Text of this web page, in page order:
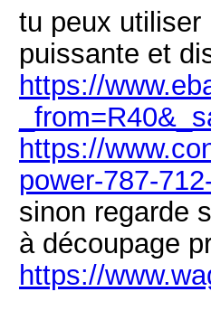
tu peux utiliser
puissante et
https://
https://
power-787-
sinon regarde
à découpage
https://